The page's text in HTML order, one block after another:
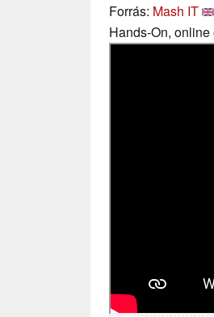
Forrás: Mash IT
Hands-On,